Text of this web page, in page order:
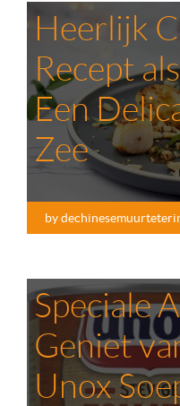
by
Heerlijk
Recept
Een
Zee
Speciale
Geniet
Unox